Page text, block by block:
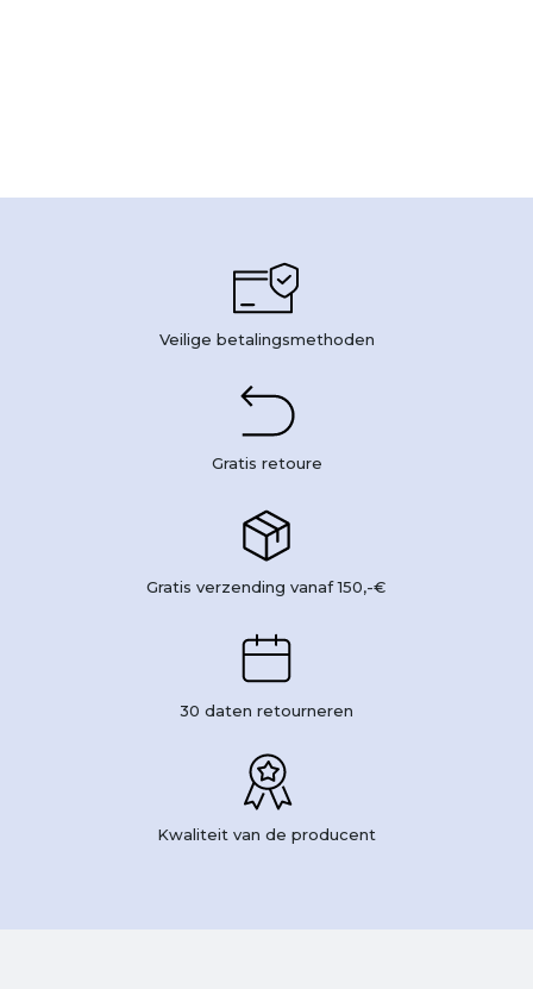
Veilige betalingsmethoden
Gratis retoure
Gratis verzending vanaf 150,-€
30 daten retourneren
Kwaliteit van de producent